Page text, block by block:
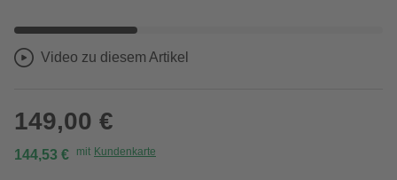
Video zu diesem Artikel
149,00 €
144,53 € mit Kundenkarte